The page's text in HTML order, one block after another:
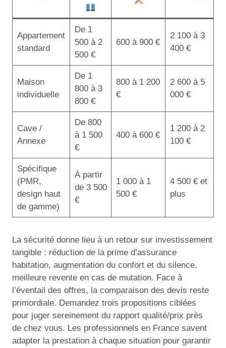
Appartement
standard
De 1
500 à 2
500 €
600 à 900 €
2 100 à 3
400 €
Maison
individuelle
De 1
800 à 3
800 €
800 à 1 200
€
2 600 à 5
000 €
Cave /
Annexe
De 800
à 1 500
€
400 à 600 €
1 200 à 2
100 €
Spécifique
(PMR,
design haut
de gamme)
À partir
de 3 500
€
1 000 à 1
500 €
4 500 € et
plus
La sécurité donne lieu à un retour sur investissement
tangible : réduction de la prime d’assurance
habitation, augmentation du confort et du silence,
meilleure revente en cas de mutation. Face à
l’éventail des offres, la comparaison des devis reste
primordiale. Demandez trois propositions ciblées
pour juger sereinement du rapport qualité/prix près
de chez vous. Les professionnels en France savent
adapter la prestation à chaque situation pour garantir